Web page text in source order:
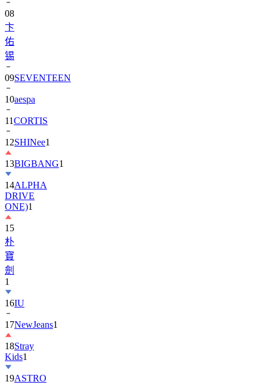
08
卞
佑
锡
09SEVENTEEN
10aespa
11CORTIS
12SHINee1
13BIGBANG1
14ALPHA
DRIVE
ONE)1
15
朴
寶
劍
1
16IU
17NewJeans1
18Stray
Kids1
19ASTRO